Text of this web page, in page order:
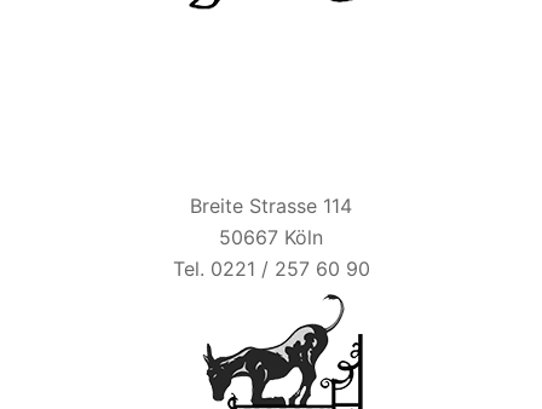
Breite Strasse 114
50667 Köln
Tel. 0221 / 257 60 90